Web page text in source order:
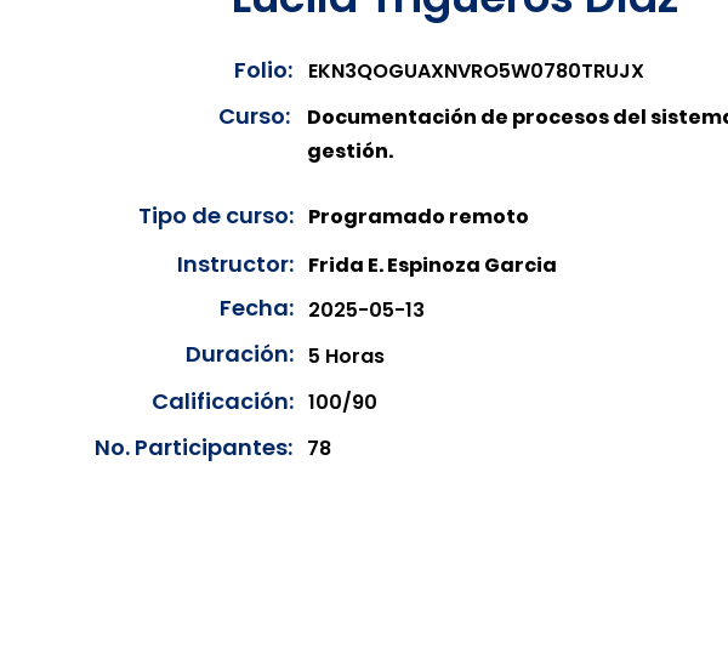
Folio: EKN3QOGUAXNVRO5W0780TRUJX
Curso:
Documentación de procesos del
gestión.
Tipo de curso: Programado remoto
Instructor: Frida E. Espinoza Garcia
Fecha: 2025-05-13
Duración: 5 Horas
Calificación: 100/90
No. Participantes: 78